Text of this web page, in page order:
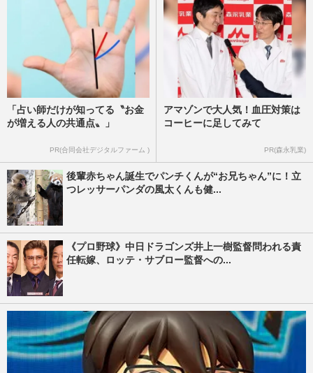
「占い師だけが知ってる〝お金
が増える人の共通点〟」
PR(合同会社デジタルファーム )
アマゾンで大人気！血圧対策は
コーヒーに足してみて
PR(森永乳業)
後輩赤ちゃん誕生でパンチくんが“お兄ちゃん”に！立
つレッサーパンダの風太くんも健...
《プロ野球》中日ドラゴンズ井上一樹監督問われる責
任転嫁、ロッテ・サブロー監督への...